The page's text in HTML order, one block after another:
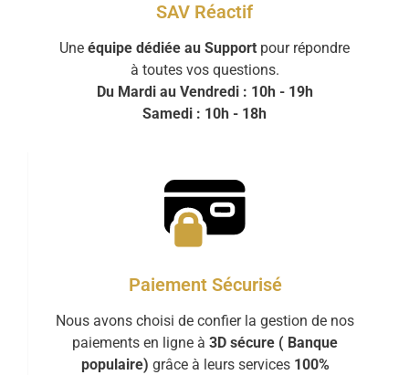
SAV Réactif
Une équipe dédiée au Support pour répondre
à toutes vos questions.
Du Mardi au Vendredi : 10h - 19h
Samedi : 10h - 18h
Paiement Sécurisé
Nous avons choisi de confier la gestion de nos
paiements en ligne à 3D sécure ( Banque
populaire) grâce à leurs services 100%